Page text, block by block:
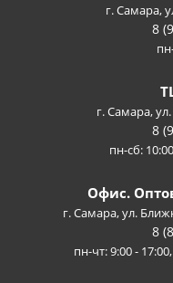
г. Самара,
8
г. Самара,
8
пн-сб:
Офис.
г. Самара, ул.
8
пн-чт: 9:00 -